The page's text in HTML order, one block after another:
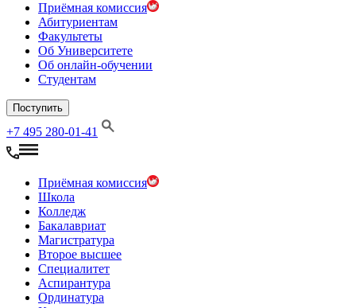
Приёмная комиссия
Абитуриентам
Факультеты
Об Университете
Об онлайн-обучении
Студентам
Поступить
+7 495 280-01-41
Приёмная комиссия
Школа
Колледж
Бакалавриат
Магистратура
Второе высшее
Специалитет
Аспирантура
Ординатура